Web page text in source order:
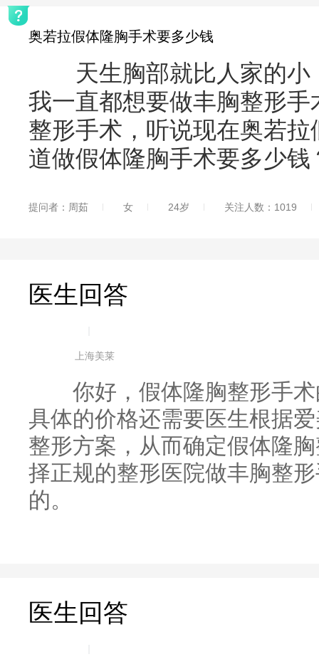
奥若拉假体隆胸手术要多少钱
天生胸部就比人家的小
我一直都想要做丰胸整形
整形手术，听说现在奥若
道做假体隆胸手术要多少钱
提问者：周茹 女 24岁 关注人数：1019
医生回答
上海美莱
你好，假体隆胸整形手术
具体的价格还需要医生根据
整形方案，从而确定假体隆
择正规的整形医院做丰胸整
的。
医生回答